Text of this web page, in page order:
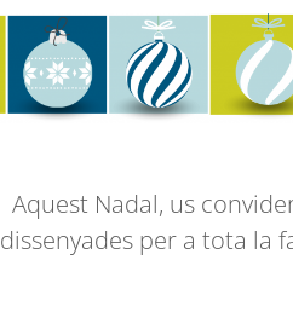
Aquest Nadal, us
dissenyades per a tota la